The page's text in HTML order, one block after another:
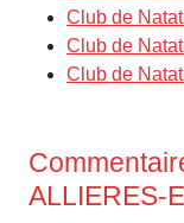
Club de
Club de
Club de
ALLIERES-